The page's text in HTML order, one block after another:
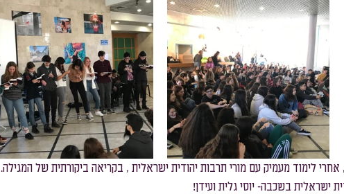
מסלול צרפתית שכבת ז׳ שכבת ח׳
לימוד מעמיק עם מורי תרבות יהודית ישראלית , בקריאה ביקורתית של המגילה.
ישראלית בשכבה- יוסי גלית ועידן!